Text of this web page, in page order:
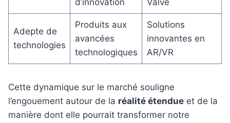
d’innovation
Valve
Adepte de
technologies
Produits aux
avancées
technologiques
Solutions
innovantes en
AR/VR
Cette dynamique sur le marché souligne
l’engouement autour de la réalité étendue et de la
manière dont elle pourrait transformer notre